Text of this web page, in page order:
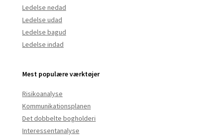
Ledelse nedad
Ledelse udad
Ledelse bagud
Ledelse indad
Mest populære værktøjer
Risikoanalyse
Kommunikationsplanen
Det dobbelte bogholderi
Interessentanalyse